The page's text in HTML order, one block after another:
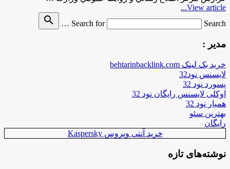
View article...
Search for
Search …
search
مدیر :
خرید بک لینک behtarinbacklink.com
لایسنس نود32
پسورد نود 32
اوکلی لایسنس رایگان نود 32
همیار نود 32
بهترین سئو
رایگان
خرید آنتی ویروس Kaspersky
نوشته‌های تازه